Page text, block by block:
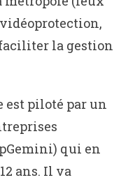
la gestion
est piloté par un
qui en
ans. Il va